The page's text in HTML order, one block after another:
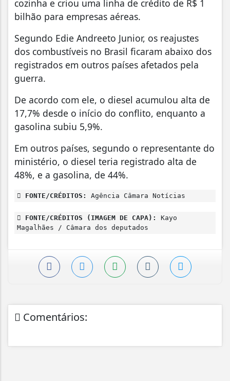
cozinha e criou uma linha de crédito de R$ 1
bilhão para empresas aéreas.
Segundo Edie Andreeto Junior, os reajustes
dos combustíveis no Brasil ficaram abaixo dos
registrados em outros países afetados pela
guerra.
De acordo com ele, o diesel acumulou alta de
17,7% desde o início do conflito, enquanto a
gasolina subiu 5,9%.
Em outros países, segundo o representante do
ministério, o diesel teria registrado alta de
48%, e a gasolina, de 44%.
FONTE/CRÉDITOS: Agência Câmara Notícias
FONTE/CRÉDITOS (IMAGEM DE CAPA):
Kayo
Magalhães / Câmara dos deputados
Comentários: